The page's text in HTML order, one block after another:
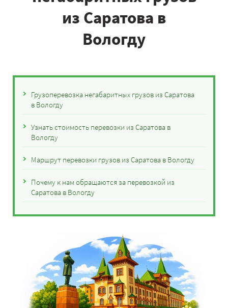
из Саратова в
Вологду
Грузоперевозка негабаритных грузов из Саратова
в Вологду
Узнать стоимость перевозки из Саратова в
Вологду
Маршрут перевозки грузов из Саратова в Вологду
Почему к нам обращаются за перевозкой из
Саратова в Вологду